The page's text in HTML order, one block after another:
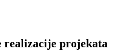
realizacije projekata